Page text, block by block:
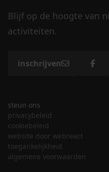
Blijf op de hoogte van
activiteiten.
inschrijven
steun ons
privacybeleid
cookiebeleid
website door webreact
toegankelijkheid
algemene voorwaarden